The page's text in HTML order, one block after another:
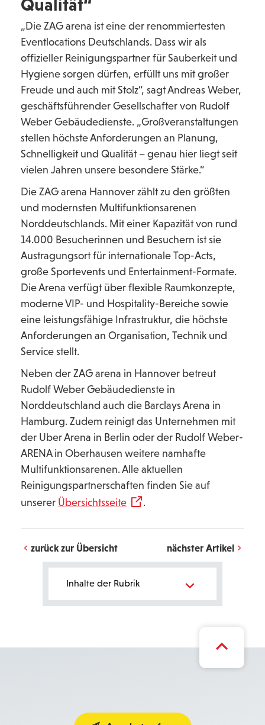
Inhalte der Rubrik
Qualität“
„Die ZAG arena ist eine der renommiertesten
Eventlocations Deutschlands. Dass wir als
offizieller Reinigungspartner für Sauberkeit und
Hygiene sorgen dürfen, erfüllt uns mit großer
Freude und auch mit Stolz“, sagt Andreas Weber,
geschäftsführender Gesellschafter von Rudolf
Weber Gebäudedienste. „Großveranstaltungen
stellen höchste Anforderungen an Planung,
Schnelligkeit und Qualität – genau hier liegt seit
vielen Jahren unsere besondere Stärke.“
Die ZAG arena Hannover zählt zu den größten
und modernsten Multifunktionsarenen
Norddeutschlands. Mit einer Kapazität von rund
14.000 Besucherinnen und Besuchern ist sie
Austragungsort für internationale Top-Acts,
große Sportevents und Entertainment-Formate.
Die Arena verfügt über flexible Raumkonzepte,
moderne VIP- und Hospitality-Bereiche sowie
eine leistungsfähige Infrastruktur, die höchste
Anforderungen an Organisation, Technik und
Service stellt.
Neben der ZAG arena in Hannover betreut
Rudolf Weber Gebäudedienste in
Norddeutschland auch die Barclays Arena in
Hamburg. Zudem reinigt das Unternehmen mit
der Uber Arena in Berlin oder der Rudolf Weber-
ARENA in Oberhausen weitere namhafte
Multifunktionsarenen. Alle aktuellen
Reinigungspartnerschaften finden Sie auf
unserer Übersichtsseite .
zurück zur Übersicht nächster Artikel